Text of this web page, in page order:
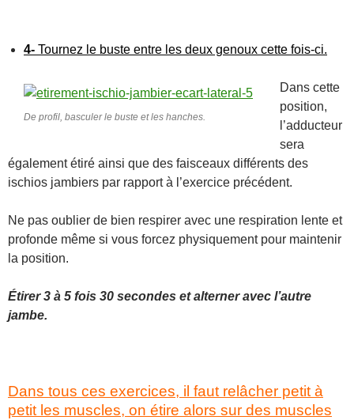
4- Tournez le buste entre les deux genoux cette fois-ci.
De profil, basculer le buste et les hanches.
Dans cette
position,
l’adducteur
sera
également étiré ainsi que des faisceaux différents des
ischios jambiers par rapport à l’exercice précédent.
Ne pas oublier de bien respirer avec une respiration lente et
profonde même si vous forcez physiquement pour maintenir
la position.
Étirer 3 à 5 fois 30 secondes et alterner avec l’autre
jambe.
Dans tous ces exercices, il faut relâcher petit à
petit les muscles, on étire alors sur des muscles